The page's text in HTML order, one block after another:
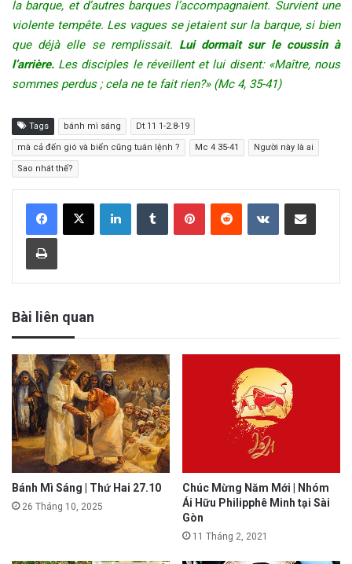
la barque, et d’autres barques l’accompagnaient. Survient une
violente tempête. Les vagues se jetaient sur la barque, si bien
que déjà elle se remplissait. Lui dormait sur le coussin à
l’arrière. Les disciples le réveillent et lui disent: «Maître, nous
sommes perdus ; cela ne te fait rien?» (Mc 4, 35-41)
Tags bánh mì sáng Dt 11 1-2.8-19
mà cả đến gió và biển cũng tuân lệnh ? Mc 4 35-41 Người này là ai
Sao nhát thế?
Bài liên quan
Bánh Mì Sáng | Thứ Hai 27.10
26 Tháng 10, 2025
Chúc Mừng Năm Mới | Nhóm
Ái Hữu Philipphê Minh tại Sài
Gòn
11 Tháng 2, 2021